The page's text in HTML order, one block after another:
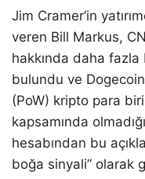
Jim Cramer’in
veren Bill Markus,
hakkında daha
bulundu ve
(PoW) kripto para
kapsamında
hesabından bu
boğa sinyali” olarak